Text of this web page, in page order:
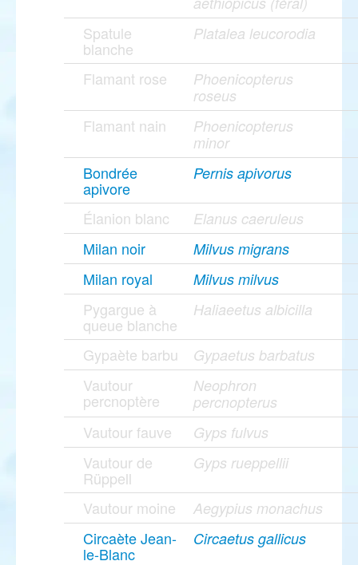
Spatule
blanche
Platalea leucorodia
Flamant rose
Phoenicopterus
roseus
Flamant nain
Phoenicopterus
minor
Bondrée
apivore
Pernis apivorus
Élanion blanc Elanus caeruleus
Milan noir Milvus migrans
Milan royal Milvus milvus
Pygargue à
queue blanche
Haliaeetus albicilla
Gypaète barbu Gypaetus barbatus
Vautour
percnoptère
Neophron
percnopterus
Vautour fauve Gyps fulvus
Vautour de
Rüppell
Gyps rueppellii
Vautour moine Aegypius monachus
Circaète Jean-
le-Blanc
Circaetus gallicus